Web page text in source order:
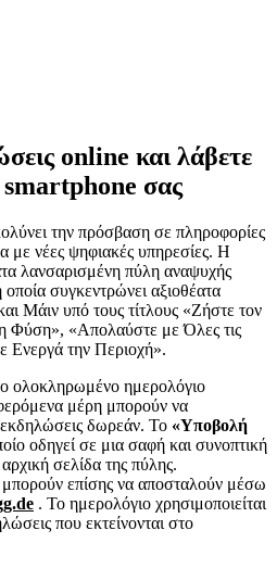
online και λάβετε
smartphone σας
την πρόσβαση σε πληροφορίες
με νέες ψηφιακές υπηρεσίες. Η
λανσαρισμένη πύλη αναψυχής
οποία συγκεντρώνει αξιοθέατα
Μάιν υπό τους τίτλους «Ζήστε τον
Φύση», «Απολαύστε με Όλες τις
Ενεργά την Περιοχή».
ολοκληρωμένο ημερολόγιο
μέρη μπορούν να
εκδηλώσεις δωρεάν. Το «Υποβολή
οδηγεί σε μια σαφή και συνοπτική
σελίδα της πύλης.
επίσης να αποσταλούν μέσω
. Το ημερολόγιο χρησιμοποιείται
που εκτείνονται στο